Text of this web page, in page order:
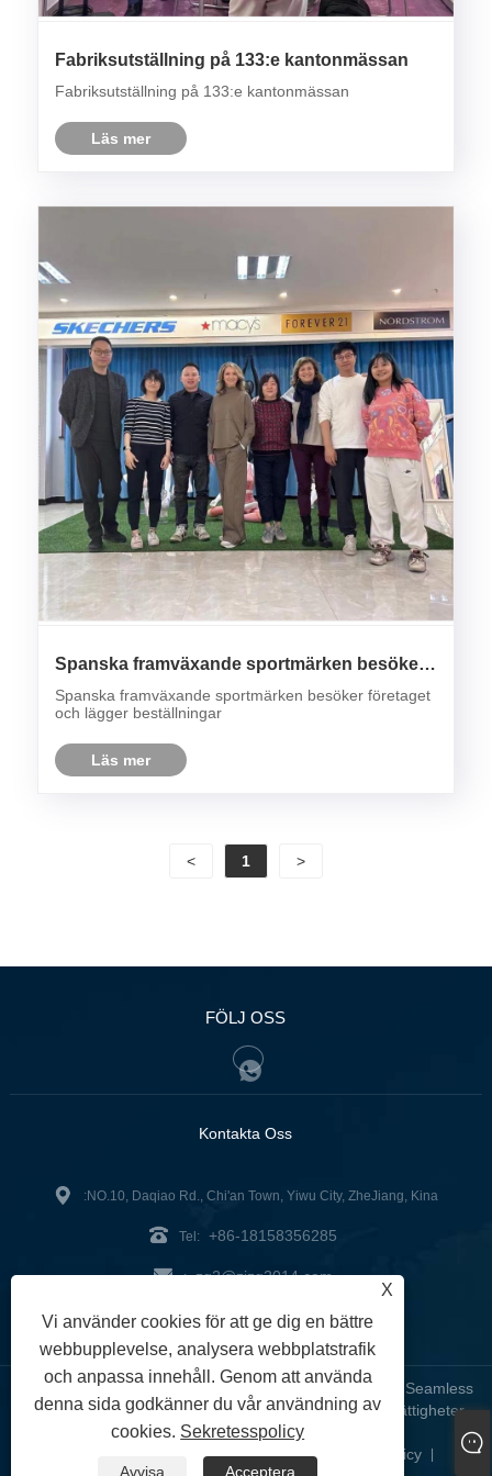
Fabriksutställning på 133:e kantonmässan
Fabriksutställning på 133:e kantonmässan
Läs mer
Spanska framväxande sportmärken besöker
företaget och lägger beställningar
Spanska framväxande sportmärken besöker företaget
och lägger beställningar
Läs mer
< 1 >
FÖLJ OSS
Kontakta Oss
:NO.10, Daqiao Rd., Chi'an Town, Yiwu City, ZheJiang, Kina
Tel: +86-18158356285
: zg2@zjzg2014.com
Fax: +86-579-89979099
Copyright © 2024 ZheJiangZhuoGu Clothing Co., Ltd. - Seamless
Yoga Wear, Seamless BH, Seamless Leggings - Alla rättigheter
reserverade
RSS | XML | Sekretesspolicy
X
Vi använder cookies för att ge dig en bättre
webbupplevelse, analysera webbplatstrafik
och anpassa innehåll. Genom att använda
denna sida godkänner du vår användning av
cookies. Sekretesspolicy
Avvisa Acceptera